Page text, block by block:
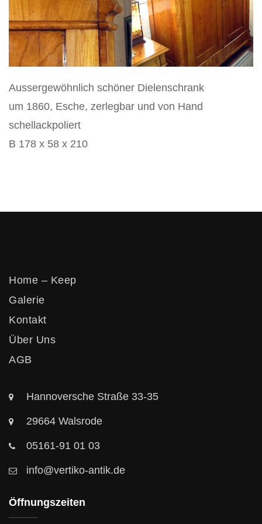
Vertikos
Aussergewöhnlich schöner Dielenschrank
um 1860, Esche, zerlegbar und von Hand
schellackpoliert
B 178 x 58 x 210
Home – Keep
Galerie
Kontakt
Über Uns
AGB
Hannoversche Straße 33-35
29664 Walsrode
05161-91 01 03
info@vertiko-antik.de
Öffnungszeiten